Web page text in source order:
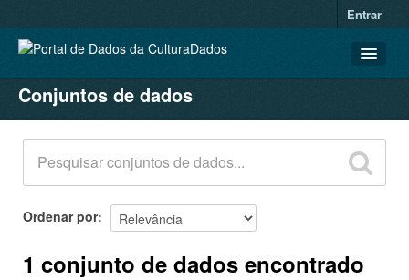
Entrar
CONJUNTOS DE DADOS
ORGANIZAÇÕES
GRUPOS
SOBRE
Conjuntos de dados
Ordenar por
1 conjunto de dados encontrado